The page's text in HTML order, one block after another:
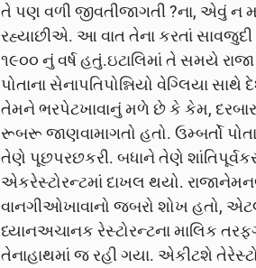
તે પણ વળી જીવતીજાગતી ?ના, એવું ન
રહ્યાછીએ. આ વાત તેના કરતાં
૧૯૦૦ નું વર્ષ હતું.ઇટાલિમાં તે સમયે
પોતાના સેનાપતિપોન્નિયો વેગ્લિયા
તેમને ભરપેટખાવાનું મળે છે કે કેમ,
રૂબરૂ જાણવામાગતો હતો. ઉમ્બર્તો
તેણે પૂછપરછકરી. બધાને તેણે
એકરેસ્ટોરન્ટમાં દાખલ થયો.
વાનગીઓખાવાનો જબરો શોખ હતો,
ધ્યાનઅચાનક રેસ્ટોરન્ટના માલિક
તેનાહાથમાં જ રહી ગયા. એકીટશે